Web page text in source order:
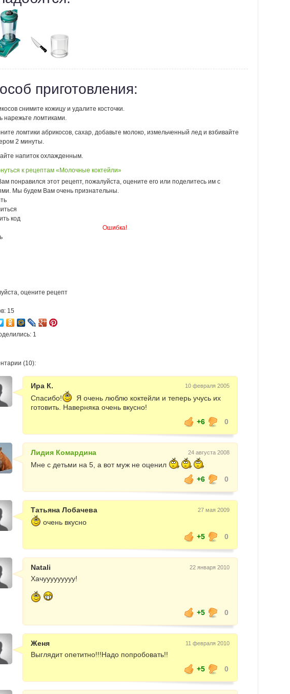
приготовления:
снимите кожицу и удалите косточки.
нарежьте ломтиками.
ломтики абрикосов, сахар, добавьте молоко, измельченный лед и взбивайте
2 минуты.
напиток охлажденным.
к рецептам «Молочные коктейли»
понравился этот рецепт, пожалуйста, оцените его или поделитесь им с
Мы будем Вам очень признательны.
код
Ошибка!
оцените рецепт
15
1
(10):
Ира К. 10 февраля 2005
Спасибо!
Я очень люблю коктейли и теперь учусь их
готовить. Наверняка очень вкусно!
+6
0
Лидия Комардина 24 августа 2008
Мне с детьми на 5, а вот муж не оценил
+6
0
Татьяна Лобачева 27 мая 2009
очень вкусно
+5
0
Natali 22 января 2010
Хачууууууууу!
+5 0
Женя 11 февраля 2010
Выглядит опетитно!!!Надо попробовать!!
+5
0